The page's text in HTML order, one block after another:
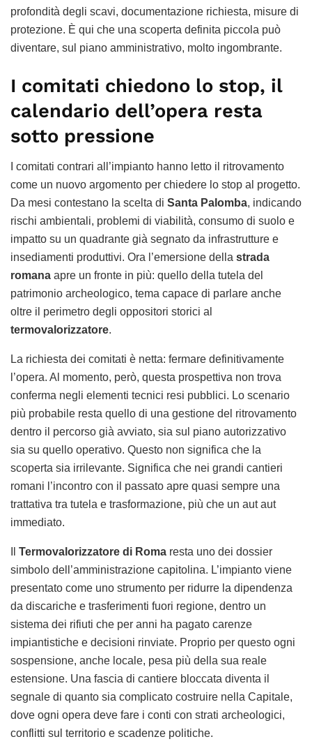
profondità degli scavi, documentazione richiesta, misure di
protezione. È qui che una scoperta definita piccola può
diventare, sul piano amministrativo, molto ingombrante.
I comitati chiedono lo stop, il
calendario dell’opera resta
sotto pressione
I comitati contrari all’impianto hanno letto il ritrovamento
come un nuovo argomento per chiedere lo stop al progetto.
Da mesi contestano la scelta di Santa Palomba, indicando
rischi ambientali, problemi di viabilità, consumo di suolo e
impatto su un quadrante già segnato da infrastrutture e
insediamenti produttivi. Ora l’emersione della strada
romana apre un fronte in più: quello della tutela del
patrimonio archeologico, tema capace di parlare anche
oltre il perimetro degli oppositori storici al
termovalorizzatore.
La richiesta dei comitati è netta: fermare definitivamente
l’opera. Al momento, però, questa prospettiva non trova
conferma negli elementi tecnici resi pubblici. Lo scenario
più probabile resta quello di una gestione del ritrovamento
dentro il percorso già avviato, sia sul piano autorizzativo
sia su quello operativo. Questo non significa che la
scoperta sia irrilevante. Significa che nei grandi cantieri
romani l’incontro con il passato apre quasi sempre una
trattativa tra tutela e trasformazione, più che un aut aut
immediato.
Termovalorizzatore di Roma resta uno dei dossier
simbolo dell’amministrazione capitolina. L’impianto viene
presentato come uno strumento per ridurre la dipendenza
da discariche e trasferimenti fuori regione, dentro un
sistema dei rifiuti che per anni ha pagato carenze
impiantistiche e decisioni rinviate. Proprio per questo ogni
sospensione, anche locale, pesa più della sua reale
estensione. Una fascia di cantiere bloccata diventa il
segnale di quanto sia complicato costruire nella Capitale,
dove ogni opera deve fare i conti con strati archeologici,
conflitti sul territorio e scadenze politiche.